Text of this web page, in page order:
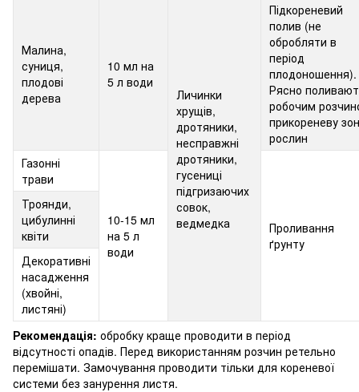
Малина,
суниця,
плодові
дерева
10 мл на
5 л води
Личинки
хрущів,
дротяники,
несправжні
дротяники,
гусениці
підгризаючих
совок,
ведмедка
Підкореневий
полив (не
обробляти в
період
плодоношення).
Рясно
робочим
прикореневу
рослин
Газонні
трави
10-15 мл
на 5 л
води
Проливання
ґрунту
Троянди,
цибулинні
квіти
Декоративні
насадження
(хвойні,
листяні)
Рекомендація: обробку краще проводити в період
відсутності опадів. Перед використанням розчин ретельно
перемішати. Замочування проводити тільки для кореневої
системи без занурення листя.